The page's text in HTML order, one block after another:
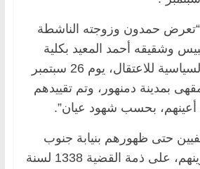
حمدون وزوجته الناشطة
وشقيقه أحمد المعيد بكلية
الاقتصاد والعلوم السياسية للاعتقال، يوم 26 سبتمبر
مقهى بمدينة دمنهور، وتم تقييدهم
أعينهم، بحسب شهود عيان”.
حتى ظهورهم بنيابة جنوب
القاهرة بمحكمة زينهم، على ذمة القضية 1338 لسنة